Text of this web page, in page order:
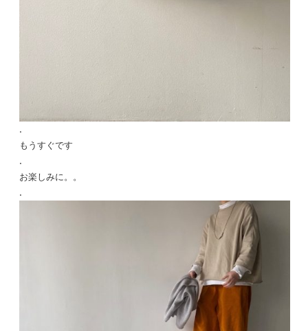
.
もうすぐです
.
お楽しみに。。
.